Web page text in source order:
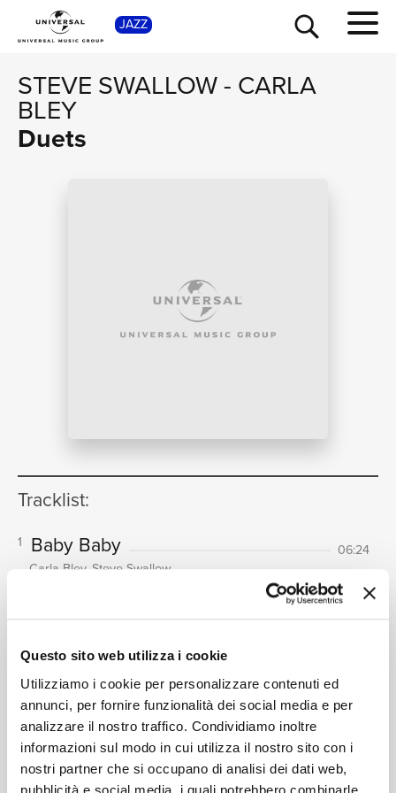
Questo sito web utilizza i cookie
Utilizziamo i cookie per personalizzare contenuti ed
annunci, per fornire funzionalità dei social media e per
analizzare il nostro traffico. Condividiamo inoltre
informazioni sul modo in cui utilizza il nostro sito con i
nostri partner che si occupano di analisi dei dati web,
pubblicità e social media, i quali potrebbero combinarle
JAZZ
STEVE SWALLOW- CARLA
BLEY
Duets
Tracklist:
1 Baby Baby
06:24
Carla Bley, Steve Swallow
03:57
Carla Bley, Steve Swallow
3 Útviklingssang
Ladies In Mercedes
05:41
Carla Bley, Steve Swallow
5 Romantic Notions # 3
06:58
Carla Bley, Steve Swallow
SHOP
TOUR
NEWS
RICERCA
CHI SIAMO
CONTATTI